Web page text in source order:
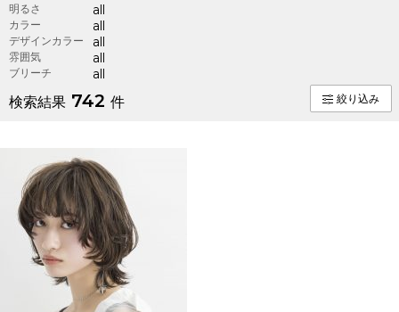
明るさ all
カラー all
デザインカラー all
雰囲気 all
ブリーチ all
検索結果 742 件 絞り込み